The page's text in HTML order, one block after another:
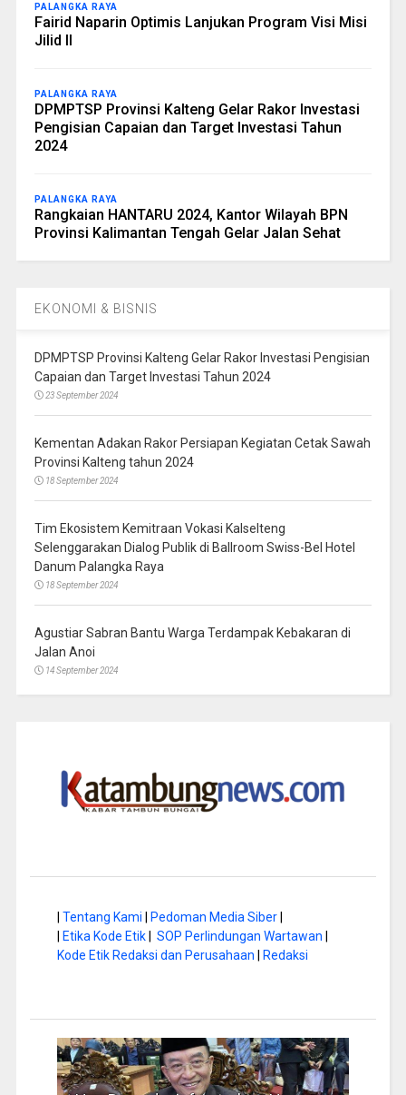
PALANGKA RAYA
Fairid Naparin Optimis Lanjukan Program Visi Misi
Jilid II
PALANGKA RAYA
DPMPTSP Provinsi Kalteng Gelar Rakor Investasi
Pengisian Capaian dan Target Investasi Tahun
2024
PALANGKA RAYA
Rangkaian HANTARU 2024, Kantor Wilayah BPN
Provinsi Kalimantan Tengah Gelar Jalan Sehat
EKONOMI & BISNIS
DPMPTSP Provinsi Kalteng Gelar Rakor Investasi Pengisian
Capaian dan Target Investasi Tahun 2024
23 September 2024
Kementan Adakan Rakor Persiapan Kegiatan Cetak Sawah
Provinsi Kalteng tahun 2024
18 September 2024
Tim Ekosistem Kemitraan Vokasi Kalselteng
Selenggarakan Dialog Publik di Ballroom Swiss-Bel Hotel
Danum Palangka Raya
18 September 2024
Agustiar Sabran Bantu Warga Terdampak Kebakaran di
Jalan Anoi
14 September 2024
Tentang Kami Pedoman Media Siber|
Etika Kode Etik| SOP Perlindungan Wartawan
Kode Etik Redaksi dan Perusahaan
Redaksi